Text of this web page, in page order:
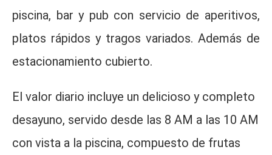
piscina, bar y pub con servicio de aperitivos,
platos rápidos y tragos variados. Además de
estacionamiento cubierto.
El valor diario incluye un delicioso y completo
desayuno, servido desde las 8 AM a las 10 AM
con vista a la piscina, compuesto de frutas